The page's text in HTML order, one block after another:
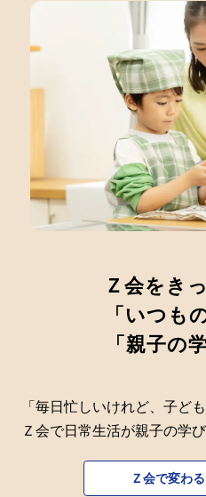
Ｚ会をき
「いつも
「親子の
「毎日忙しいけれど、子ど
Ｚ会で日常生活が親子の学
Ｚ会で変わ